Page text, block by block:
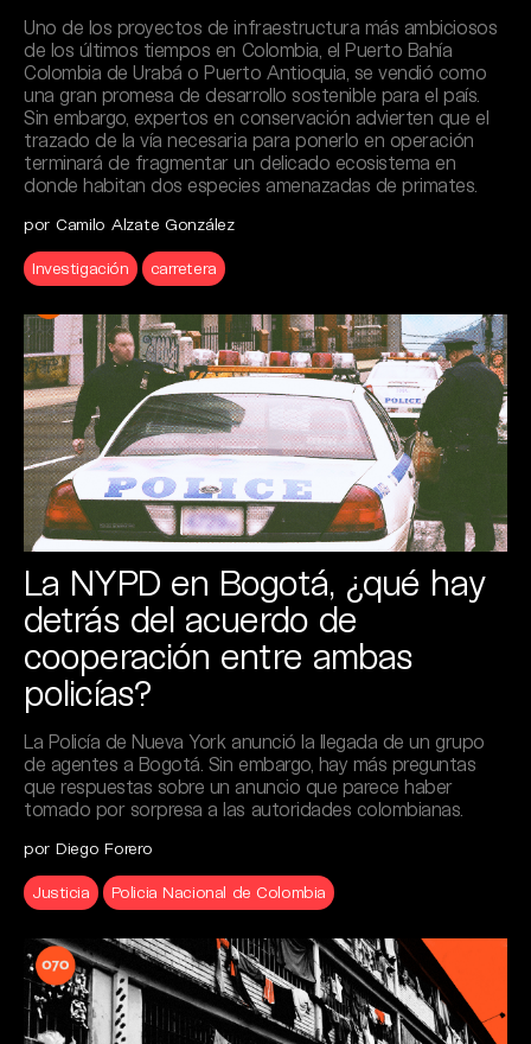
Uno de los proyectos de infraestructura más ambiciosos
de los últimos tiempos en Colombia, el Puerto Bahía
Colombia de Urabá o Puerto Antioquia, se vendió como
una gran promesa de desarrollo sostenible para el país.
Sin embargo, expertos en conservación advierten que el
trazado de la vía necesaria para ponerlo en operación
terminará de fragmentar un delicado ecosistema en
donde habitan dos especies amenazadas de primates.
por Camilo Alzate González
Investigación carretera
La NYPD en Bogotá, ¿qué hay
detrás del acuerdo de
cooperación entre ambas
policías?
La Policía de Nueva York anunció la llegada de un grupo
de agentes a Bogotá. Sin embargo, hay más preguntas
que respuestas sobre un anuncio que parece haber
tomado por sorpresa a las autoridades colombianas.
por Diego Forero
Justicia Policia Nacional de Colombia